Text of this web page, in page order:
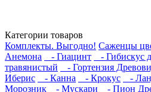
Категории товаров
Комплекты. Выгодно! Саженцы
Анемона
- Гиацинт - Гибискус
травянистый
- Гортензия
Иберис
- Канна - Крокус -
Морозник
- Мускари - Пион